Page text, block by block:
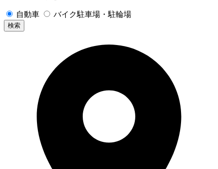
自動車 バイク駐車場・駐輪場
検索